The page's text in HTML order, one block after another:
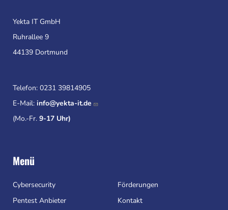
Yekta IT GmbH
Ruhrallee 9
44139 Dortmund
Telefon: 0231 39814905
E-Mail: info@yekta-it.de
(Mo.-Fr. 9-17 Uhr)
Menü
Cybersecurity
Pentest Anbieter
Förderungen
Kontakt